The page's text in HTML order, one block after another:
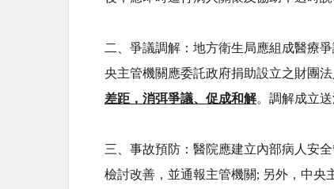
二、爭議調解：地方衛生局應組成醫療
央主管機關應委託政府捐助設立之財團
差距，消弭爭議、促成和解。調解成立
三、事故預防：醫院應建立內部病人安
檢討改善，並通報主管機關; 另外，中央